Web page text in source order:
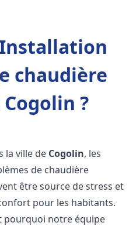
chaudière
?
la ville de Cogolin, les
de chaudière
être source de stress et
pour les habitants.
pourquoi notre équipe